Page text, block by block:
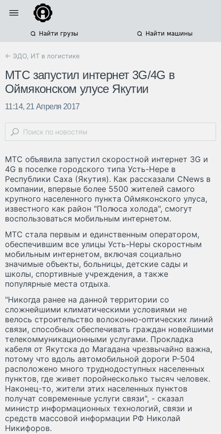
Найти грузы Найти машины
← ЭДО, ИТ в логистике
МТС запустил интернет 3G/4G в
Оймяконском улусе Якутии
11:14, 21 Апреля 2017
МТС объявила запустил скоростной интернет 3G и
4G в поселке городского типа Усть-Нере в
Республики Саха (Якутия). Как рассказали CNews в
компании, впервые более 5500 жителей самого
крупного населенного пункта Оймяконского улуса,
известного как район "Полюса холода", смогут
воспользоваться мобильным интернетом.
МТС стала первым и единственным оператором,
обеспечившим все улицы Усть-Неры скоростным
мобильным интернетом, включая социально
значимые объекты, больницы, детские сады и
школы, спортивные учреждения, а также
популярные места отдыха.
"Никогда ранее на данной территории со
сложнейшими климатическими условиями не
велось строительство волоконно-оптических линий
связи, способных обеспечивать граждан новейшими
телекоммуникационными услугами. Прокладка
кабеля от Якутска до Магадана чрезвычайно важна,
потому что вдоль автомобильной дороги Р-504
расположено много труднодоступных населенных
пунктов, где живет поройнесколько тысяч человек.
Наконец-то, жители этих населенных пунктов
получат современные услуги связи", - сказал
министр информационных технологий, связи и
средств массовой информации РФ Николай
Никифоров.